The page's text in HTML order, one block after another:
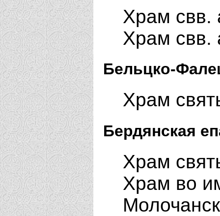
Храм свв.
Храм свв.
Бельцко-
Храм
Бердянская
Храм
Храм во
Молочанск